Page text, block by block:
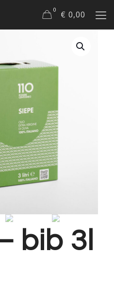
0 € 0,00
bib 3l